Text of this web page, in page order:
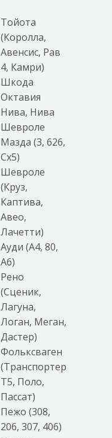
Тойота
(Королла,
Авенсис, Рав
4, Камри)
Шкода
Октавия
Нива, Нива
Шевроле
Мазда (3, 626,
Сх5)
Шевроле
(Круз,
Каптива,
Авео,
Лачетти)
Ауди (А4, 80,
А6)
Рено
(Сценик,
Лагуна,
Логан, Меган,
Дастер)
Фольксваген
(Транспортер
Т5, Поло,
Пассат)
Пежо (308,
206, 307, 406)